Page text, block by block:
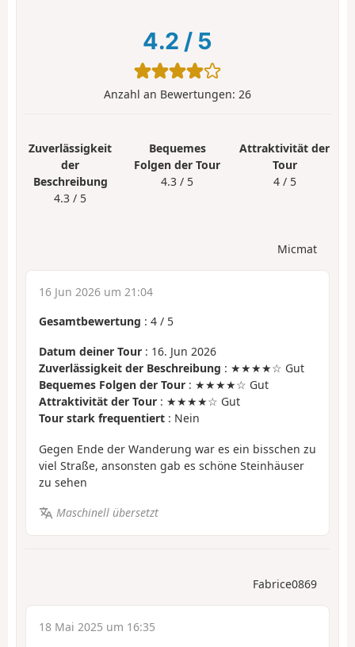
4.2 / 5
Anzahl an Bewertungen: 26
Zuverlässigkeit
der
Beschreibung
4.3 / 5
Bequemes
Folgen der Tour
4.3 / 5
Attraktivität der
Tour
4 / 5
Micmat
16 Jun 2026 um 21:04
Gesamtbewertung : 4 / 5
Datum deiner Tour : 16. Jun 2026
Zuverlässigkeit der Beschreibung : ★★★★☆ Gut
Bequemes Folgen der Tour : ★★★★☆ Gut
Attraktivität der Tour : ★★★★☆ Gut
Tour stark frequentiert : Nein
Gegen Ende der Wanderung war es ein bisschen zu
viel Straße, ansonsten gab es schöne Steinhäuser
zu sehen
Maschinell übersetzt
Fabrice0869
18 Mai 2025 um 16:35